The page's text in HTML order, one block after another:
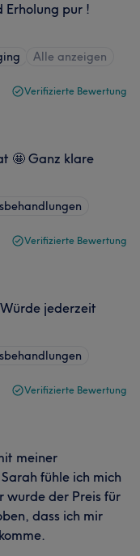
Erholung pur !
Alle anzeigen
Verifizierte Bewertung
🤩 Ganz klare
Verifizierte Bewertung
jederzeit
Verifizierte Bewertung
meiner
fühle ich mich
wurde der Preis für
dass ich mir